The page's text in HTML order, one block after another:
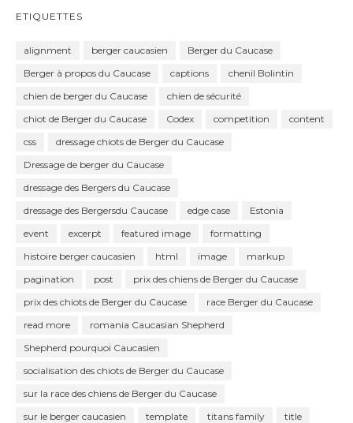
ETIQUETTES
alignment berger caucasien
Berger du Caucase
Berger à propos du Caucase
captions
chenil Bolintin
chien de berger du Caucase
chien de sécurité
chiot de Berger du Caucase
Codex competition
content
css
dressage chiots de Berger du Caucase
Dressage de berger du Caucase
dressage des Bergers du Caucase
dressage des Bergersdu Caucase
edge case
Estonia
event
excerpt featured image
formatting
histoire berger caucasien
html image
markup
pagination
post
prix des chiens de Berger du Caucase
prix des chiots de Berger du Caucase
race Berger du Caucase
read more
romania Caucasian Shepherd
Shepherd pourquoi Caucasien
socialisation des chiots de Berger du Caucase
sur la race des chiens de Berger du Caucase
sur le berger caucasien
template titans family
title